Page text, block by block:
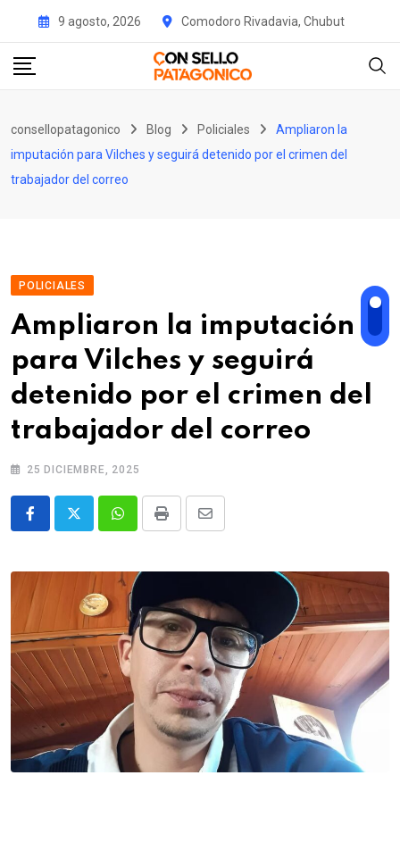
content
9 agosto, 2026 Comodoro Rivadavia, Chubut
consellopatagonico Blog Policiales
Ampliaron la
imputación para Vilches y seguirá detenido por el crimen del
trabajador del correo
POLICIALES
Ampliaron la imputación
para Vilches y seguirá
detenido por el crimen del
trabajador del correo
25 DICIEMBRE, 2025
WhatsappPrint
Share
Email